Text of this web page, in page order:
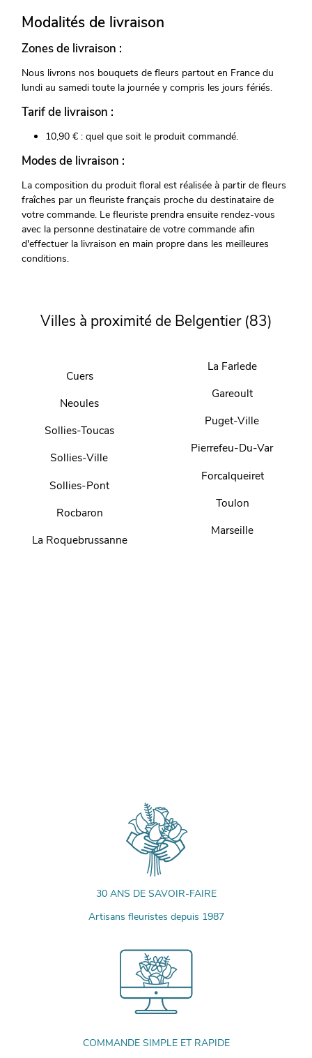
Modalités de livraison
Zones de livraison :
Nous livrons nos bouquets de fleurs partout en France du
lundi au samedi toute la journée y compris les jours fériés.
Tarif de livraison :
10,90 € : quel que soit le produit commandé.
Modes de livraison :
La composition du produit floral est réalisée à partir de fleurs
fraîches par un fleuriste français proche du destinataire de
votre commande. Le fleuriste prendra ensuite rendez-vous
avec la personne destinataire de votre commande afin
d'effectuer la livraison en main propre dans les meilleures
conditions.
Villes à proximité de Belgentier (83)
Cuers
Neoules
Sollies-Toucas
Sollies-Ville
Sollies-Pont
Rocbaron
La Roquebrussanne
La Farlede
Gareoult
Puget-Ville
Pierrefeu-Du-Var
Forcalqueiret
Toulon
Marseille
30 ANS DE SAVOIR-FAIRE
Artisans fleuristes depuis 1987
COMMANDE SIMPLE ET RAPIDE